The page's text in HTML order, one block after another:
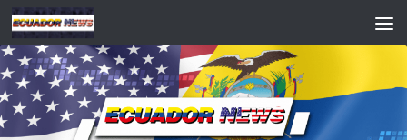
Saltar al contenido